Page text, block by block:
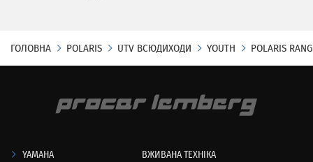
ГОЛОВНА POLARIS UTV ВСЮДИХОДИ YOUTH POLARIS
YAMAHA
ВЖИВАНА ТЕХНІКА